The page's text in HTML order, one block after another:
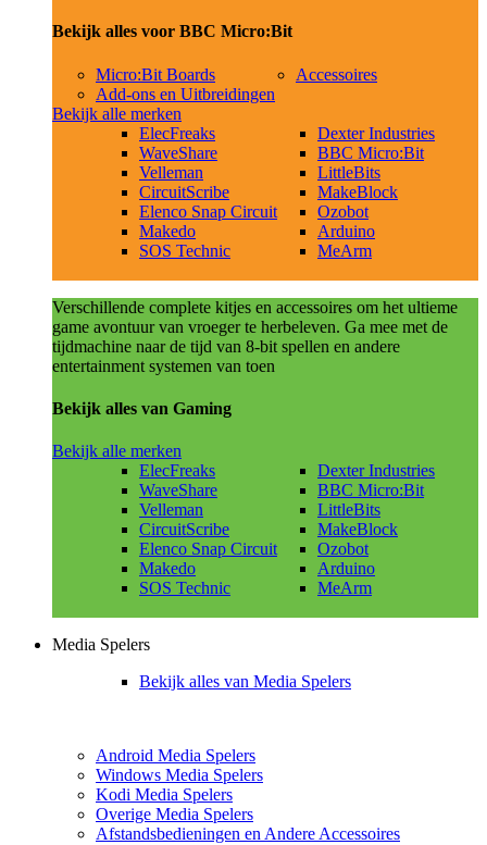
Bekijk alles voor BBC Micro:Bit
Micro:Bit Boards
Add-ons en Uitbreidingen
Accessoires
Bekijk alle merken
ElecFreaks
WaveShare
Velleman
CircuitScribe
Elenco Snap Circuit
Makedo
SOS Technic
Dexter Industries
BBC Micro:Bit
LittleBits
MakeBlock
Ozobot
Arduino
MeArm
Verschillende complete kitjes en accessoires om het ultieme
game avontuur van vroeger te herbeleven. Ga mee met de
tijdmachine naar de tijd van 8-bit spellen en andere
entertainment systemen van toen
Bekijk alles van Gaming
Bekijk alle merken
ElecFreaks
WaveShare
Velleman
CircuitScribe
Elenco Snap Circuit
Makedo
SOS Technic
Dexter Industries
BBC Micro:Bit
LittleBits
MakeBlock
Ozobot
Arduino
MeArm
Media Spelers
Bekijk alles van Media Spelers
Android Media Spelers
Windows Media Spelers
Kodi Media Spelers
Overige Media Spelers
Afstandsbedieningen en Andere Accessoires